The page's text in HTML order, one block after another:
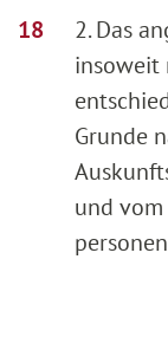
2. Das
insoweit
Grunde
und